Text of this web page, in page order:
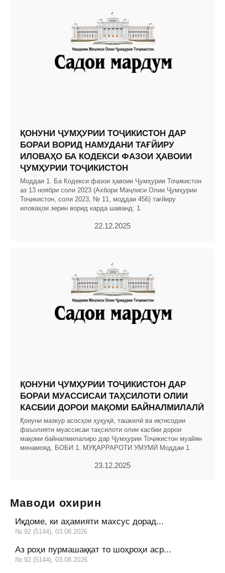
ҚОНУНИ ҶУМҲУРИИ ТОҶИКИСТОН ДАР
БОРАИ ВОРИД НАМУДАНИ ТАҒЙИРУ
ИЛОВАҲО БА КОДЕКСИ ФАЗОИ ҲАВОИИ
ҶУМҲУРИИ ТОҶИКИСТОН
Моддаи 1. Ба Кодекси фазои ҳавоии Ҷумҳурии Тоҷикистон
аз 13 ноябри соли 2023 (Ахбори Маҷлиси Олии Ҷумҳурии
Тоҷикистон, соли 2023, № 11, моддаи 456) тағйиру
иловаҳои зерин ворид карда шаванд: 1.
22.12.2025
ҚОНУНИ ҶУМҲУРИИ ТОҶИКИСТОН ДАР
БОРАИ МУАССИСАИ ТАҲСИЛОТИ ОЛИИ
КАСБИИ ДОРОИ МАҚОМИ БАЙНАЛМИЛАЛӢ
Қонуни мазкур асосҳои ҳуқуқӣ, ташкилӣ ва иқтисодии
фаъолияти муассисаи таҳсилоти олии касбии дорои
мақоми байналмилалиро дар Ҷумҳурии Тоҷикистон муайян
менамояд. БОБИ 1. МУҚАРРАРОТИ УМУМӢ Моддаи 1.
23.12.2025
Маводи охирин
Иқдоме, ки аҳамияти махсус дорад...
№:92 (5144), 03.08.2026
Аз роҳи пурмашаққат то шоҳроҳи аср...
№:92 (5144), 03.08.2026